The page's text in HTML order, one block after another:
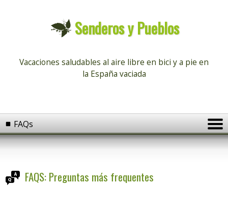
Senderos y Pueblos
Vacaciones saludables al aire libre en bici y a pie en
la España vaciada
FAQs
FAQS: Preguntas más frequentes